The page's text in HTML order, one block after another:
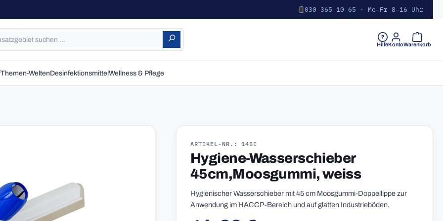
030 365 10 65 · Mo–Fr 8–16 Uhr
HilfeKontoWarenkorb
Themen-WeltenDesinfektionsmittelWellness & Pflege
ARTIKEL-NR.: 145I
Hygiene-Wasserschieber
45cm,Moosgummi, weiss
Hygienischer Wasserschieber mit 45 cm Moosgummi-Doppellippe zur
Anwendung im HACCP-Bereich und auf glatten Industrieböden.